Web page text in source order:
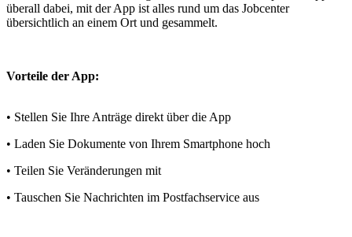
überall dabei, mit der App ist alles rund um das Jobcenter
übersichtlich an einem Ort und gesammelt.
Vorteile der App:
• Stellen Sie Ihre Anträge direkt über die App
• Laden Sie Dokumente von Ihrem Smartphone hoch
• Teilen Sie Veränderungen mit
• Tauschen Sie Nachrichten im Postfachservice aus